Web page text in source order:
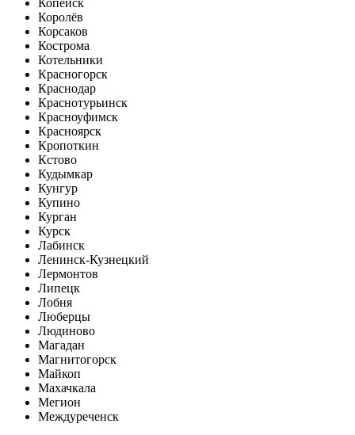
Королёв
Корсаков
Кострома
Котельники
Красногорск
Краснодар
Краснотурьинск
Красноуфимск
Красноярск
Кропоткин
Кстово
Кудымкар
Кунгур
Купино
Курган
Курск
Лабинск
Ленинск-Кузнецкий
Лермонтов
Липецк
Лобня
Люберцы
Людиново
Магадан
Магнитогорск
Майкоп
Махачкала
Мегион
Междуреченск